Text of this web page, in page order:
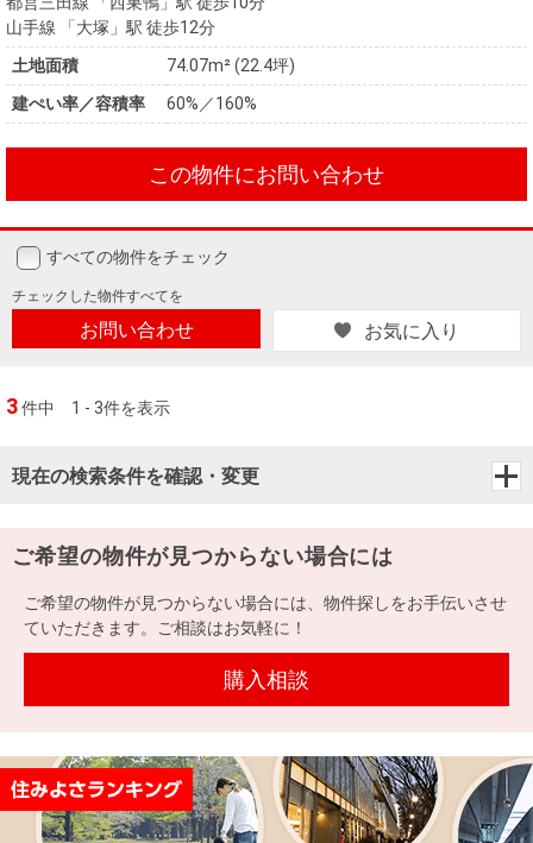
山手線 「大塚」駅 徒歩12分
土地面積
74.07m² (22.4坪)
建ぺい率／容積率
60%／160%
この物件にお問い合わせ
すべての物件をチェック
チェックした物件すべてを
お問い合わせ お気に入り
3件中 1 - 3件を表示
現在の検索条件を確認・変更
ご希望の物件が見つからない場合には
ご希望の物件が見つからない場合には、物件探しをお手伝いさせ
ていただきます。ご相談はお気軽に！
購入相談